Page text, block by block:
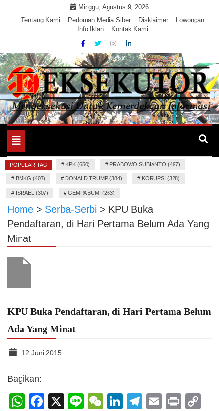
Minggu, Agustus 9, 2026
Tentang Kami
Pedoman Media Siber Disklaimer
Lowongan
Info Iklan
Kontak Kami
EKSEKUTOR
Mengeksekusi Berita Untuk Kemerdekaan dan Keadilan
Toggle
navigation
POPULAR TAG # KPK (650) # PRABOWO SUBIANTO (497)
# BMKG (407) # DONALD TRUMP (384) # KORUPSI (328)
# ISRAEL (307) # GEMPA BUMI (263)
Home > Serba-Serbi > KPU Buka
Pendaftaran, di Hari Pertama Belum Ada Yang
Minat
KPU Buka Pendaftaran, di Hari Pertama Belum
Ada Yang Minat
12 Juni 2015
Bagikan:
WhatsApp
Facebook
X LineWeChat
LinkedIn
Telegram
Email
Print